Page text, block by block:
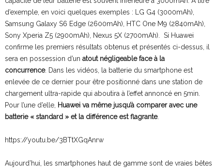
d’exemple, en voici quelques exemples : LG G4 (3000mAh),
Samsung Galaxy S6 Edge (2600mAh), HTC One M9 (2840mAh),
Sony Xperia Z5 (2900mAh), Nexus 5X (2700mAh). Si Huawei
confirme les premiers résultats obtenus et présentés ci-dessus, il
sera en possession d’un atout négligeable face à la
concurrence. Dans les vidéos, la batterie du smartphone est
enlevée de ce dernier pour être positionné dans une station de
chargement ultra-rapide qui aboutira à l’effet annoncé en 5min.
Pour l’une d’elle, Huawei va même jusqu’à comparer avec une
batterie « standard » et la différence est flagrante.
https://youtu.be/3BTtXGqAnrw
Aujourd’hui, les smartphones haut de gamme sont de vraies bêtes